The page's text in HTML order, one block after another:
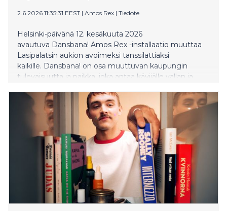
2.6.2026 11:35:31 EEST | Amos Rex | Tiedote
Helsinki-päivänä 12. kesäkuuta 2026
avautuva Dansbana! Amos Rex -installaatio muuttaa
Lasipalatsin aukion avoimeksi tanssilattiaksi
kaikille. Dansbana! on osa muuttuvan kaupungin
tulevaisuutta ja paikka, joka antaa kävijälle vallan ja